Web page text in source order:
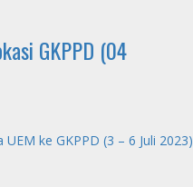
GKPPD (04
ke GKPPD (3 – 6 Juli 2023)